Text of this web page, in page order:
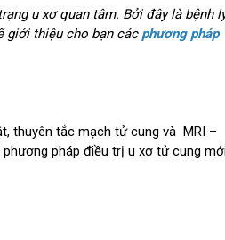
u xơ quan tâm. Bởi đây là bệnh
giới thiệu cho bạn các phương pháp
thuyên tắc mạch tử cung và MRI –
phương pháp điều trị u xơ tử cung